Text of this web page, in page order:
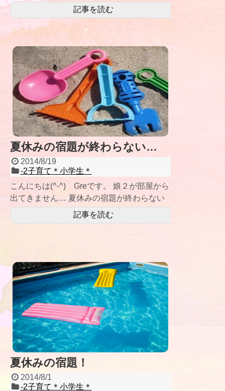
心したせいか、母性本能
記事を読む
夏休みの宿題が終わらない…
2014/8/19
-2子育て＊小学生＊
こんにちは(^-^) Greです。 娘２が部屋から
出てきません… 夏休みの宿題が終わらない
模様です(-"-) ちなみに
記事を読む
夏休みの宿題！
2014/8/1
-2子育て＊小学生＊